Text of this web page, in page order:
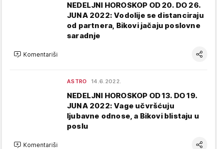
NEDELJNI HOROSKOP OD 20. DO 26.
JUNA 2022: Vodolije se distanciraju
od partnera, Bikovi jačaju poslovne
saradnje
Komentariši
ASTRO 14.6.2022.
NEDELJNI HOROSKOP OD 13. DO 19.
JUNA 2022: Vage učvršćuju
ljubavne odnose, a Bikovi blistaju u
poslu
Komentariši